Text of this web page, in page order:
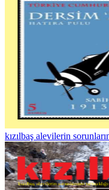
kızılbaş alevilerin